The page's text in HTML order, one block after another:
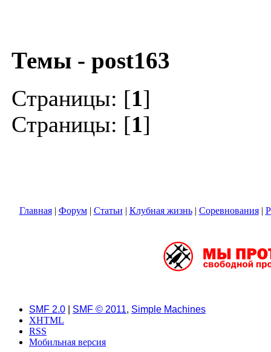
Темы - post163
Страницы: [1]
Страницы: [1]
Главная| Форум| Статьи | Клубная жизнь| Соревнования|
SMF 2.0 SMF © 2011, Simple Machines
XHTML
RSS
Мобильная версия